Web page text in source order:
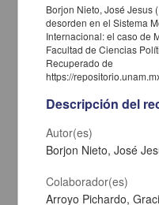
El municipio mexicano en el
Borjon Nieto, José Jesus
desorden en el Sistema
Internacional: el caso de
Facultad de Ciencias
Recuperado de
https://
Descripción del
Autor(es)
Borjon Nieto, José
Colaborador(es)
Arroyo Pichardo,